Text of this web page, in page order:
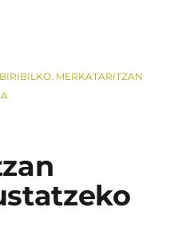
BIRIBILKO. MERKATARITZAN